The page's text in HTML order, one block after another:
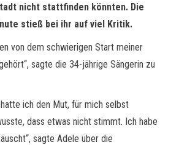
nicht stattfinden könnten. Die
stieß bei ihr auf viel Kritik.
von dem schwierigen Start meiner
sagte die 34-jährige Sängerin zu
ich den Mut, für mich selbst
dass etwas nicht stimmt. Ich habe
sagte Adele über die